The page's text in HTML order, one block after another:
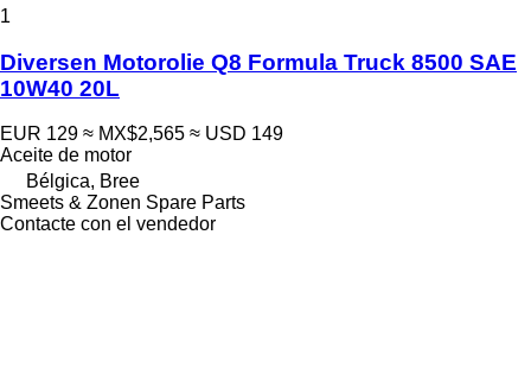
1
Diversen Motorolie Q8 Formula Truck 8500 SAE
10W40 20L
EUR 129 ≈ MX$2,565 ≈ USD 149
Aceite de motor
Bélgica, Bree
Smeets & Zonen Spare Parts
Contacte con el vendedor